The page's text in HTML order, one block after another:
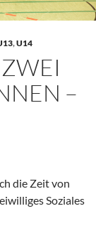
,U14
–
die Zeit von
Soziales